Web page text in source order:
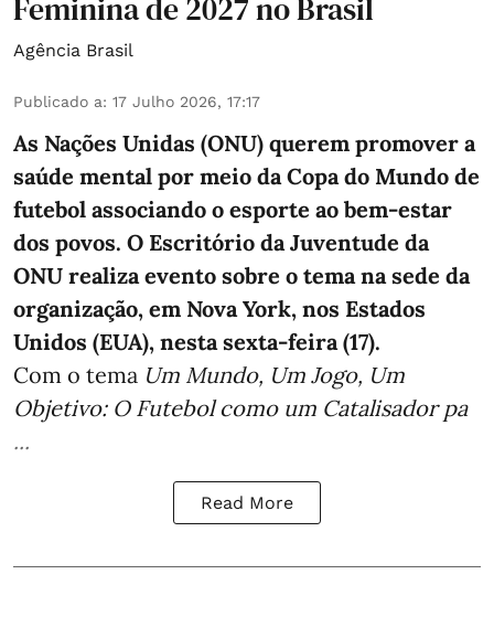
Feminina de 2027 no Brasil
Agência Brasil
Publicado a: 17 Julho 2026, 17:17
As Nações Unidas (ONU) querem promover a
saúde mental por meio da Copa do Mundo de
futebol associando o esporte ao bem-estar
dos povos. O Escritório da Juventude da
ONU realiza evento sobre o tema na sede da
organização, em Nova York, nos Estados
Unidos (EUA), nesta sexta-feira (17).
Com o tema Um Mundo, Um Jogo, Um
Objetivo: O Futebol como um Catalisador pa
...
Read More